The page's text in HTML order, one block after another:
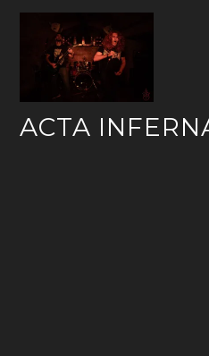
Skip
content
ACTA